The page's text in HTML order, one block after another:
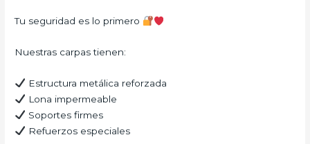
Tu seguridad es lo primero
Nuestras carpas tienen:
Estructura metálica reforzada
Lona impermeable
Soportes firmes
Refuerzos especiales